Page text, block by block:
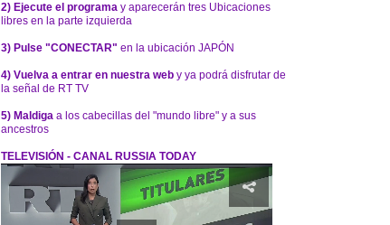
2) Ejecute el programa y aparecerán tres Ubicaciones
libres en la parte izquierda
3) Pulse "CONECTAR" en la ubicación JAPÓN
4) Vuelva a entrar en nuestra web y ya podrá disfrutar de
la señal de RT TV
5) Maldiga a los cabecillas del "mundo libre" y a sus
ancestros
TELEVISIÓN - CANAL RUSSIA TODAY